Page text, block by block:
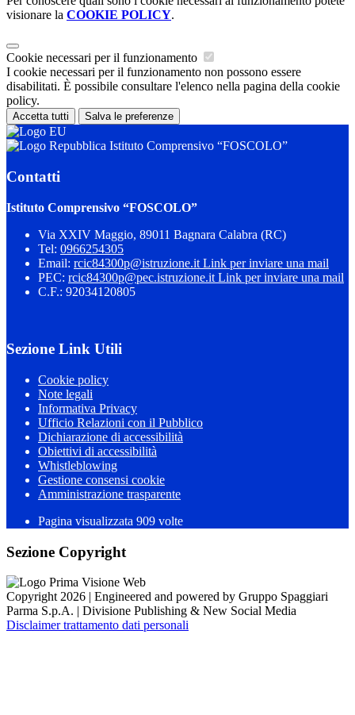
visionare la COOKIE POLICY.
Cookie necessari per il funzionamento
I cookie necessari per il funzionamento non possono essere
disabilitati. È possibile consultare l'elenco nella pagina della cookie
policy.
Accetta tutti Salva le preferenze
Istituto Comprensivo “FOSCOLO”
Contatti
Istituto Comprensivo “FOSCOLO”
Via XXIV Maggio, 89011 Bagnara Calabra (RC)
Tel: 0966254305
Email: rcic84300p@istruzione.it Link per inviare una mail
PEC: rcic84300p@pec.istruzione.it Link per inviare una mail
C.F.: 92034120805
Sezione Link Utili
Cookie policy
Note legali
Informativa Privacy
Ufficio Relazioni con il Pubblico
Dichiarazione di accessibilità
Obiettivi di accessibilità
Whistleblowing
Gestione consensi cookie
Amministrazione trasparente
Pagina visualizzata 909 volte
Sezione Copyright
Copyright 2026 | Engineered and powered by Gruppo Spaggiari
Parma S.p.A. | Divisione Publishing & New Social Media
Disclaimer trattamento dati personali